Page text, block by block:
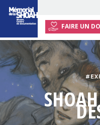
FAIRE UN
ACCUEIL
EXPOSITION
ÉVÉNEMENTS
RESSOURCES
ENSEIGNANTS